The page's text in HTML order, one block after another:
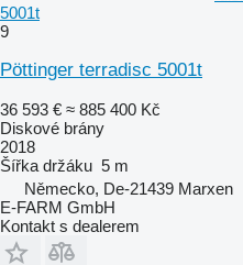
5001t
9
Pöttinger terradisc 5001t
36 593 € ≈ 885 400 Kč
Diskové brány
2018
Šířka držáku 5 m
Německo, De-21439 Marxen
E-FARM GmbH
Kontakt s dealerem